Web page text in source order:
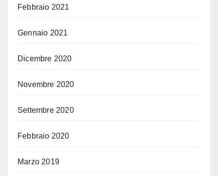
Febbraio 2021
Gennaio 2021
Dicembre 2020
Novembre 2020
Settembre 2020
Febbraio 2020
Marzo 2019